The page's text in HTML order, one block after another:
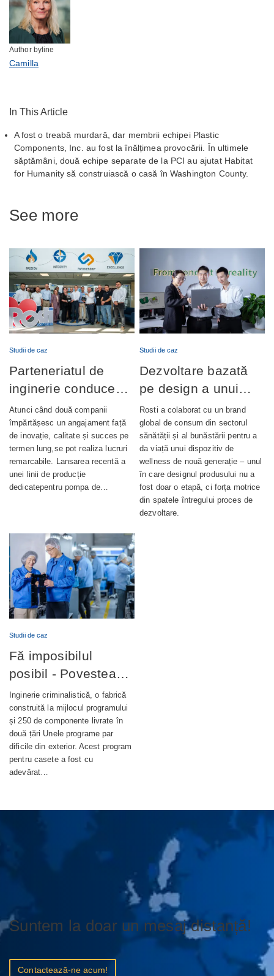
Author byline
Camilla
In This Article
A fost o treabă murdară, dar membrii echipei Plastic
Components, Inc. au fost la înălțimea provocării. În ultimele
săptămâni, două echipe separate de la PCI au ajutat Habitat
for Humanity să construiască o casă în Washington County.
See more
Studii de caz
Parteneriatul de
inginerie conduce
lansarea cu succes
a producției de
pompe de ungere
automată
Atunci când două companii
împărtășesc un angajament față
de inovație, calitate și succes pe
termen lung,se pot realiza lucruri
remarcabile. Lansarea recentă a
unei linii de producție
dedicatepentru pompa de…
Studii de caz
Dezvoltare bazată
pe design a unui
dispozitiv de
wellness complet
integrat
Rosti a colaborat cu un brand
global de consum din sectorul
sănătății și al bunăstării pentru a
da viață unui dispozitiv de
wellness de nouă generație – unul
în care designul produsului nu a
fost doar o etapă, ci forța motrice
din spatele întregului proces de
dezvoltare.
Studii de caz
Fă imposibilul
posibil - Povestea
completă din spatele
unui terminal bancar
de autoservire de
nouă generație
Inginerie criminalistică, o fabrică
construită la mijlocul programului
și 250 de componente livrate în
două țări Unele programe par
dificile din exterior. Acest program
pentru casete a fost cu
adevărat…
Suntem la doar un mesaj distanță!
Contactează-ne acum!